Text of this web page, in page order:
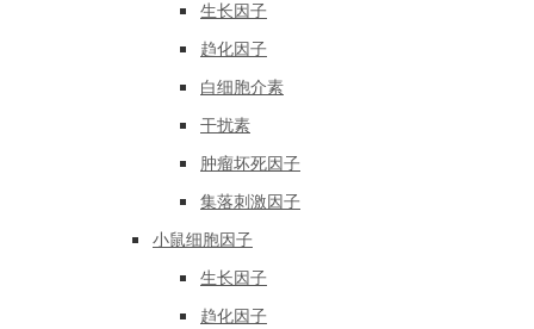
生长因子
趋化因子
白细胞介素
干扰素
肿瘤坏死因子
集落刺激因子
小鼠细胞因子
生长因子
趋化因子